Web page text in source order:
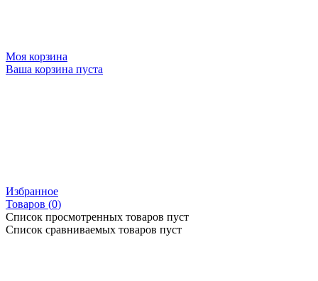
Моя корзина
Ваша корзина пуста
Избранное
Товаров (0)
Список просмотренных товаров пуст
Список сравниваемых товаров пуст